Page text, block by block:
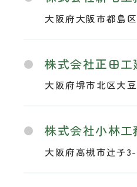
大阪府大阪市都島
株式会社正田工
大阪府堺市北区大
株式会社小林工
大阪府高槻市辻子